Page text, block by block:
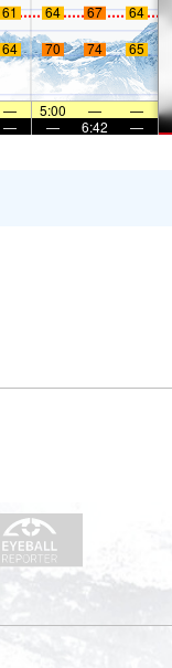
61 64 67
64
64 70 74 65
— 5:00 —
—
— — 6:42 —